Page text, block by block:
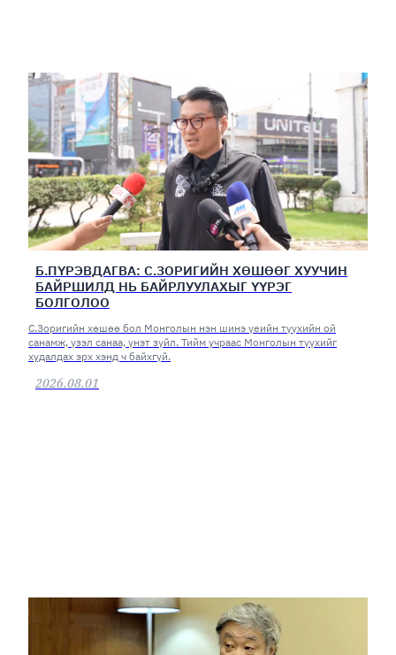
Б.ПҮРЭВДАГВА: С.ЗОРИГИЙН ХӨШӨӨГ ХУУЧИН
БАЙРШИЛД НЬ БАЙРЛУУЛАХЫГ ҮҮРЭГ
БОЛГОЛОО
С.Зоригийн хөшөө бол Монголын нэн шинэ үеийн түүхийн ой
санамж, үзэл санаа, үнэт зүйл. Тийм учраас Монголын түүхийг
худалдах эрх хэнд ч байхгүй.
2026.08.01